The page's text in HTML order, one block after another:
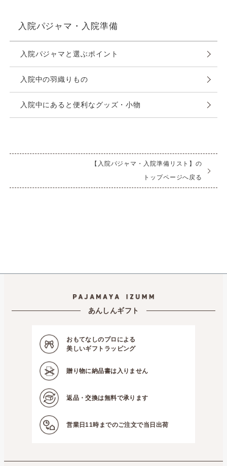
入院パジャマ・入院準備
入院パジャマと選ぶポイント
入院中の羽織りもの
入院中にあると便利なグッズ・小物
【入院パジャマ・入院準備リスト】の
トップページへ戻る
あんしんギフト
おもてなしのプロによる
美しいギフトラッピング
贈り物に納品書は入りません
返品・交換は無料で承ります
営業日11時までのご注文で当日出荷